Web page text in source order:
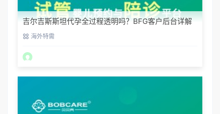
吉尔吉斯斯坦代孕全过程透明吗？BFG客户后台详解
海外特需